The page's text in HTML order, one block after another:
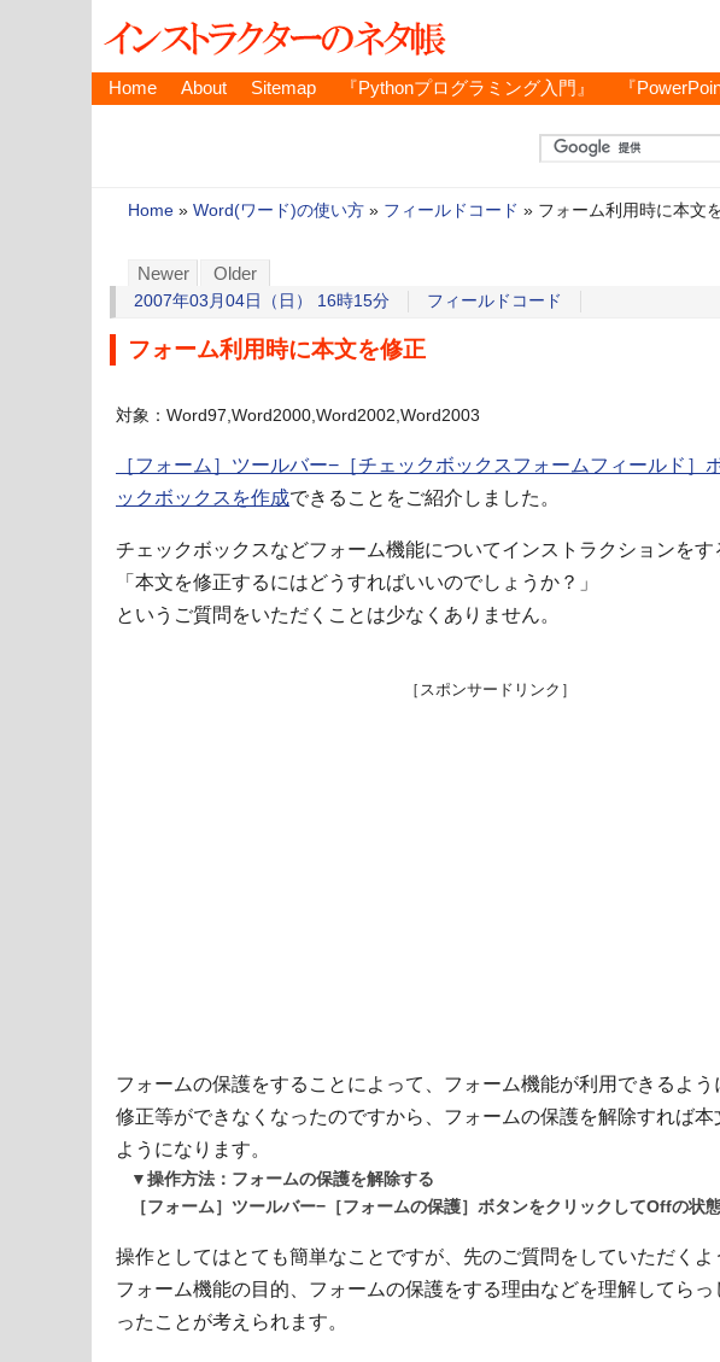
Home About Sitemap 『Pythonプログラミング入門』 『
Home » Word(ワード)の使い方 » フィールドコード » フォーム利用時に本文
Newer Older
2007年03月04日（日） 16時15分 フィールドコード
フォーム利用時に本文を修正
対象：Word97,Word2000,Word2002,Word2003
［フォーム］ツールバー−［チェックボックスフォームフィールド］
ックボックスを作成できることをご紹介しました。
チェックボックスなどフォーム機能についてインストラクションをす
「本文を修正するにはどうすればいいのでしょうか？」
というご質問をいただくことは少なくありません。
［スポンサードリンク］
フォームの保護をすることによって、フォーム機能が利用できるよ
修正等ができなくなったのですから、フォームの保護を解除すれば本
ようになります。
▼操作方法：フォームの保護を解除する
［フォーム］ツールバー−［フォームの保護］ボタンをクリックしてOffの状
操作としてはとても簡単なことですが、先のご質問をしていただくよ
フォーム機能の目的、フォームの保護をする理由などを理解してらっ
ったことが考えられます。